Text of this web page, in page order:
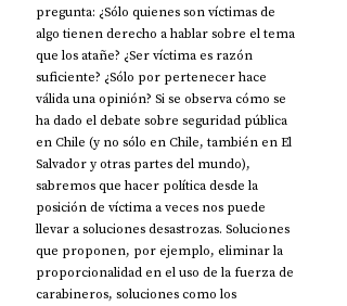
pregunta: ¿Sólo quienes son víctimas de
algo tienen derecho a hablar sobre el tema
que los atañe? ¿Ser víctima es razón
suficiente? ¿Sólo por pertenecer hace
válida una opinión? Si se observa cómo se
ha dado el debate sobre seguridad pública
en Chile (y no sólo en Chile, también en El
Salvador y otras partes del mundo),
sabremos que hacer política desde la
posición de víctima a veces nos puede
llevar a soluciones desastrozas. Soluciones
que proponen, por ejemplo, eliminar la
proporcionalidad en el uso de la fuerza de
carabineros, soluciones como los